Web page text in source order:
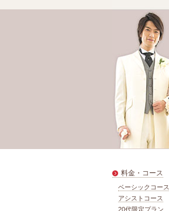
料金・コース
ベーシックコース
アシストコース
20代限定プラン